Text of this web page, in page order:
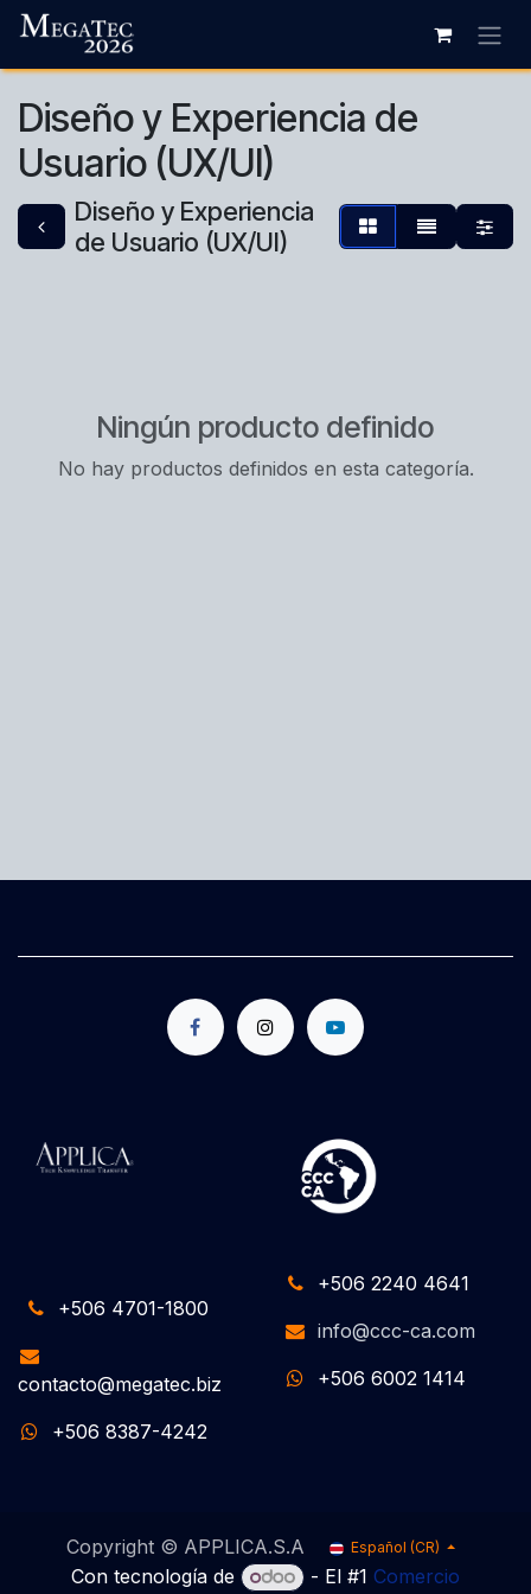
Ir al contenido
Diseño y Experiencia de
Usuario (UX/UI)
Diseño y Experiencia
de Usuario (UX/UI)
Ningún producto definido
No hay productos definidos en esta categoría.
+506 4701-1800
contacto@megatec.biz
+506 8387-4242
+506 2240 4641
info@ccc-ca.com
+506 6002 1414
Copyright © APPLICA.S.A Español (CR)
Con tecnología de - El #1Comercio